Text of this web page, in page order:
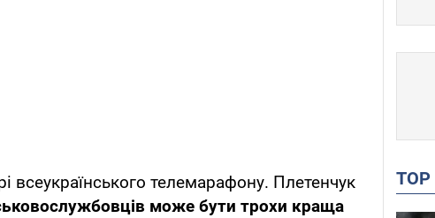
всеукраїнського телемарафону. Плетенчук
може бути трохи краща